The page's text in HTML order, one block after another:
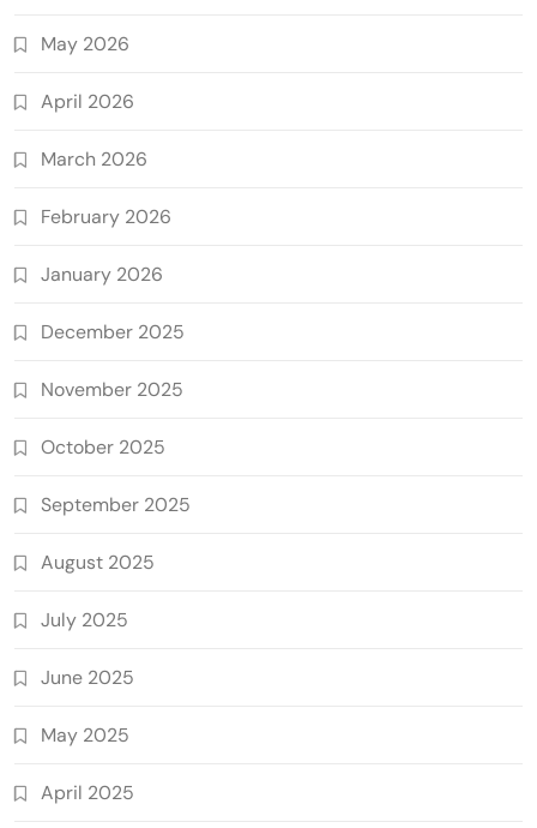
May 2026
April 2026
March 2026
February 2026
January 2026
December 2025
November 2025
October 2025
September 2025
August 2025
July 2025
June 2025
May 2025
April 2025